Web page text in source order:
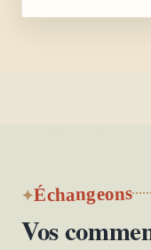
Échangeons
Vos